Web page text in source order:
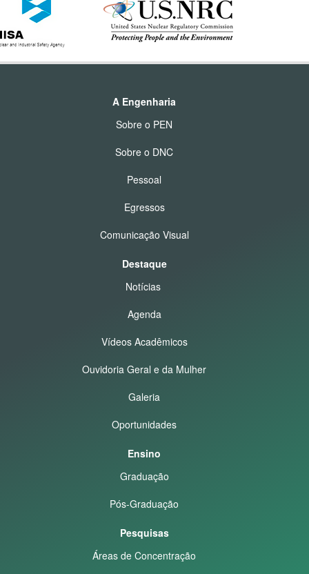
A Engenharia
Sobre o PEN
Sobre o DNC
Pessoal
Egressos
Comunicação Visual
Destaque
Notícias
Agenda
Vídeos Acadêmicos
Ouvidoria Geral e da Mulher
Galeria
Oportunidades
Ensino
Graduação
Pós-Graduação
Pesquisas
Áreas de Concentração